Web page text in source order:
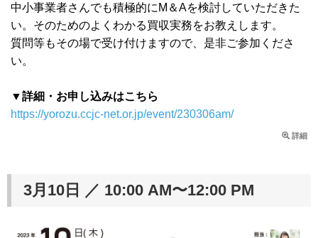
中小事業者さんでも積極的にM＆Aを検討していただきた
い。そのためのよくわかる買収実務をお教えします。
質問等もその場で受け付けますので、是非ご参加くださ
い。
▼詳細・お申し込みはこちら
https://yorozu.ccjc-net.or.jp/event/230306am/
詳細
3月10日 ／ 10:00 AM〜12:00 PM